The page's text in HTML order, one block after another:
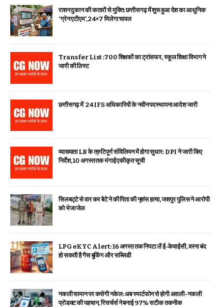
राशन दुकान की कतारों से मुक्ति: छत्तीसगढ़ में शुरू हुआ देश का आधुनिक
‘ग्रेन एटीएम’, 24×7 मिलेगा चावल
Transfer List :700 शिक्षकों का ट्रांसफर, स्कूल शिक्षा विभाग ने
जारी की लिस्ट
छत्तीसगढ़ में 24 IFS अधिकारियों के नवीन पदस्थापना आदेश जारी
व्याख्याता LB के त्रुटिपूर्ण संविलियन में होगा सुधार: DPI ने जारी किए
निर्देश, 10 अगस्त तक मंगाई एकीकृत सूची
सिलबट्टे से वार कर बेटे ने की पिता की नृशंस हत्या, जशपुर पुलिस ने आरोपी
को भेजा जेल
LPG eKYC Alert: 16 अगस्त तक निपटा लें ई-केवाईसी, वरना बंद
हो सकती है गैस बुकिंग और सब्सिडी
नकली सामान पर कसेगी नकेल: अब स्मार्टफोन से होगी असली-नकली
प्रोडक्ट की पहचान, रिसर्चर्स ने बनाई 97% सटीक तकनीक